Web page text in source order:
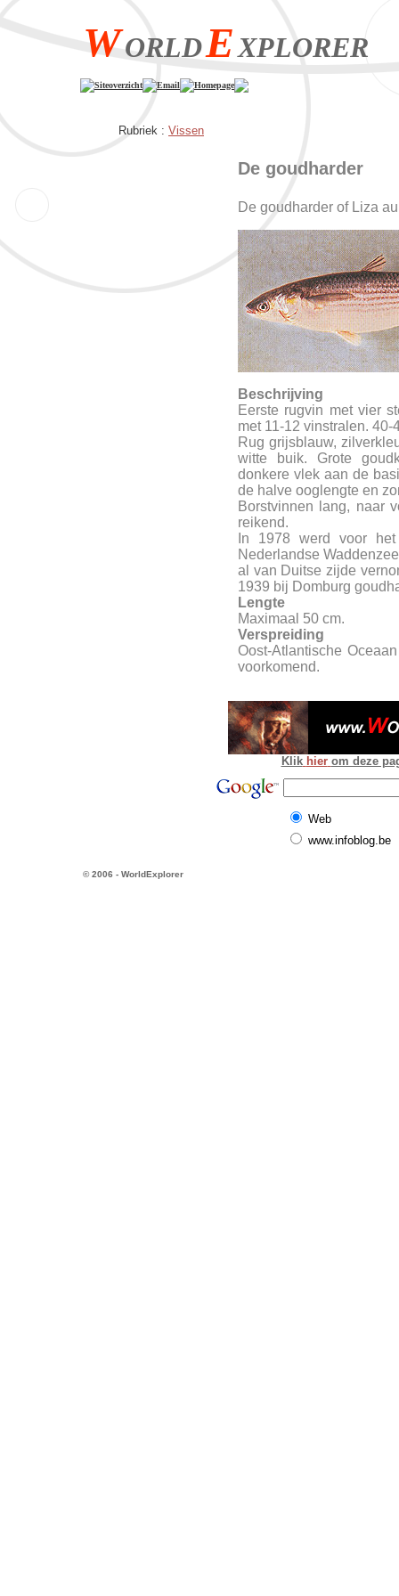
WORLDEXPLORER
Siteoverzicht Email Homepage
Rubriek : Vissen
De goudharder
De goudharder of Liza
Beschrijving
Eerste rugvin met vier
met 11-12 vinstralen.
Rug grijsblauw,
witte buik. Grote
donkere vlek aan de
de halve ooglengte en
Borstvinnen lang, naar
reikend.
In 1978 werd voor
Nederlandse
al van Duitse zijde
1939 bij Domburg
Lengte
Maximaal 50 cm.
Verspreiding
Oost-Atlantische
voorkomend.
Klik hier om deze
Web
www.infoblog.be
© 2006 - WorldExplorer